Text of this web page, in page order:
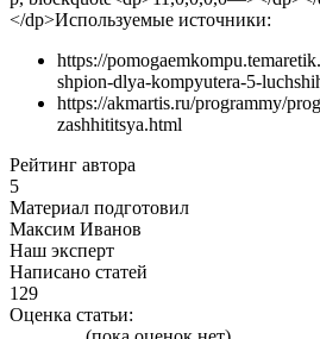
</dp>Используемые источники:
https://
shpion-dlya-kompyutera-5-
https://akmartis.ru/programmy/
zashhititsya.html
Рейтинг автора
5
Материал подготовил
Максим Иванов
Наш эксперт
Написано статей
129
Оценка статьи: